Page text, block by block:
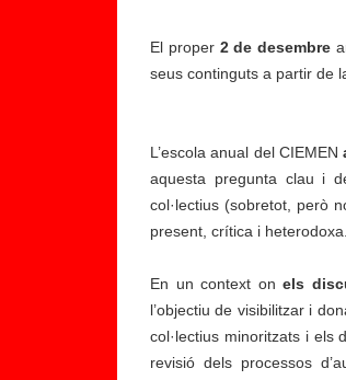
El proper 2 de desembre
seus continguts a partir de
L’escola anual del CIEMEN
aquesta pregunta clau i
col·lectius (sobretot, però
present, crítica i heterodoxa.
En un context onels
l’objectiu de visibilitzar i
col·lectius minoritzats i els
revisió dels processos